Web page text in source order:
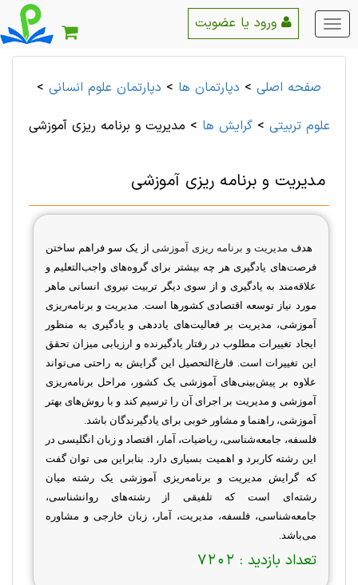
منو
اصلی
صفحه اصلی > دپارتمان ها > دپارتمان علوم انسانی >
علوم تربيتی >گرایش ها > مدیریت و برنامه ریزی آموزشی
مدیریت و برنامه ریزی آموزشی
هدف مدیریت و برنامه ریزی آموزشیاز یک سو فراهم ساختن
فرصت‌های یادگیری هر چه بیشتر برای گروه‌های واجب‌التعلیم و
علاقه‌مند به یادگیری و از سوی دیگر تربیت نیروی انسانی ماهر
مورد نیاز توسعه اقتصادی کشورها است. مدیریت و برنامه‌ریزی
آموزشی، مدیریت بر فعالیت‌های یاددهی و یادگیری به منظور
ایجاد تغییرات مطلوب در رفتار یادگیرنده و ارزیابی میزان تحقق
این تغییرات است. فارغ‌التحصیل این گرایش به راحتی می‌تواند
علاوه بر پیش‌بینی‌های آموزشی یک کشور، مراحل برنامه‌ریزی
آموزشی و مدیریت بر اجرای آن را ترسیم کند و با روش‌های بهتر
آموزشی، راهنما و مشاور خوبی برای یادگیرندگان باشد.
فلسفه، جامعه‌شناسی، ‌ریاضیات، آمار، اقتصاد و زبان انگلیسی در
این رشته کاربرد و اهمیت بسیاری دارد. بنابراین می توان گفت
که گرایش مدیریت و برنامه‌ریزی آموزشی یک رشته میان
رشته‌ای است که تلفیقی از رشته‌های روانشناسی،
جامعه‌شناسی، فلسفه، مدیریت، آمار، زبان خارجی و مشاوره
می‌باشد.
تعداد بازدید : 7202